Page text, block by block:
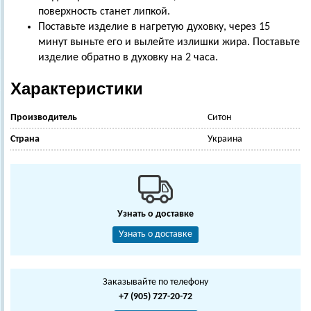
поверхность станет липкой.
Поставьте изделие в нагретую духовку, через 15
минут выньте его и вылейте излишки жира. Поставьте
изделие обратно в духовку на 2 часа.
Характеристики
Производитель Ситон
Страна Украина
Узнать о доставке
Узнать о доставке
Заказывайте по телефону
+7 (905) 727-20-72